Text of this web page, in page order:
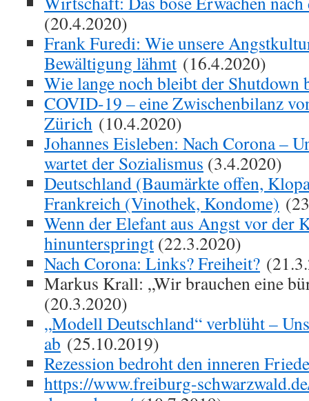
(20.4.2020)
Frank Furedi: Wie unsere
Bewältigung lähmt (16.4.2020)
Wie lange noch bleibt der Shutdown
COVID-19 – eine Zwischenbilanz
Zürich (10.4.2020)
Johannes Eisleben: Nach Corona –
wartet der Sozialismus (3.4.2020)
Deutschland (Baumärkte offen,
Frankreich (Vinothek, Kondome)
Wenn der Elefant aus Angst vor der
hinunterspringt (22.3.2020)
Nach Corona: Links? Freiheit?
Markus Krall: „Wir brauchen eine
(20.3.2020)
„Modell Deutschland“ verblüht –
ab (25.10.2019)
Rezession bedroht den inneren
https://www.freiburg-